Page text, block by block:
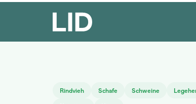
Rindvieh Schafe Schweine